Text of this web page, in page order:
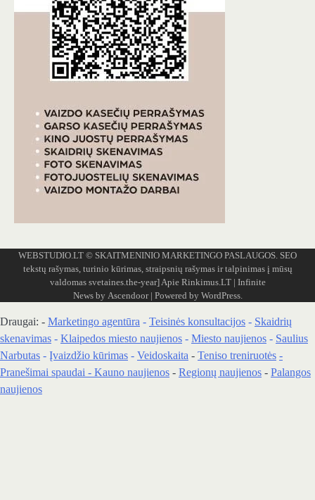
WEBSTUDIO.LT © SKAITMENINIO MARKETINGO PASLAUGOS. SEO
tekstų rašymas, turinio kūrimas, straipsnių rašymas ir talpinimas į mūsų
valdomas svetaines.the-year]Apie Rinkimus.LT| Infinite
News by Ascendoor| Powered by WordPress.
Draugai: - Marketingo agentūra - Teisinės konsultacijos - Skaidrių
skenavimas - Klaipedos miesto naujienos - Miesto naujienos - Saulius
Narbutas - Įvaizdžio kūrimas - Veidoskaita - Teniso treniruotės -
Pranešimai spaudai - Kauno naujienos - Regionų naujienos - Palangos
naujienos